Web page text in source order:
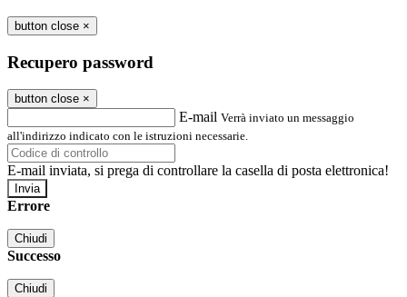
button close ×
Recupero password
button close ×
E-mail Verrà inviato un messaggio
all'indirizzo indicato con le istruzioni necessarie.
E-mail inviata, si prega di controllare la casella di posta elettronica!
Errore
Chiudi
Successo
Chiudi